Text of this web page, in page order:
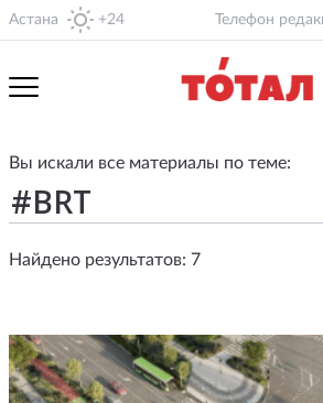
Астана +24 Телефон
Вы искали все материалы по теме:
Найдено результатов: 7